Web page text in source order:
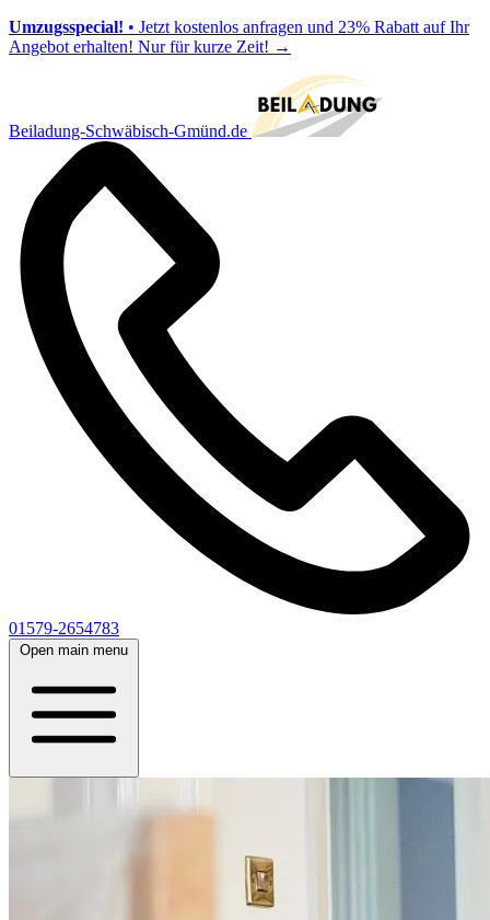
Umzugsspecial! • Jetzt kostenlos anfragen und 23% Rabatt auf Ihr
Angebot erhalten! Nur für kurze Zeit! →
Beiladung-Schwäbisch-Gmünd.de
01579-2654783
Open main menu